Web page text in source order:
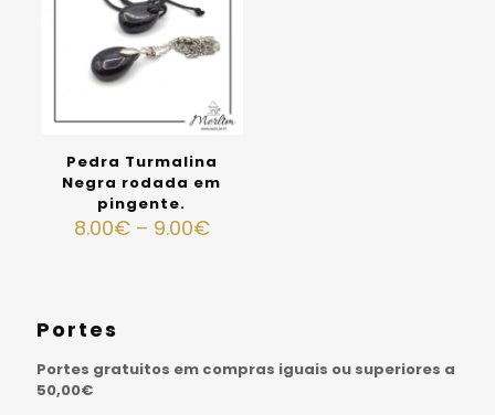
Pedra Turmalina
Negra rodada em
pingente.
8.00€ – 9.00€
Portes
Portes gratuitos em compras iguais ou superiores a
50,00€